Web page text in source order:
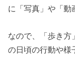
に「写真」や「動
なので、「歩き方
の日頃の行動や様